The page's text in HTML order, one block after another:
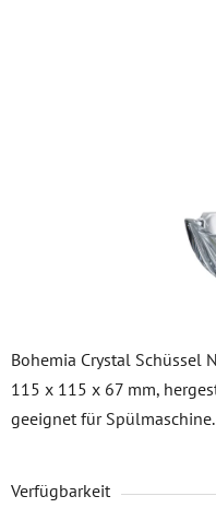
Bohemia Crystal Schüssel
115 x 115 x 67 mm,
geeignet für Spülmaschine.
Verfügbarkeit